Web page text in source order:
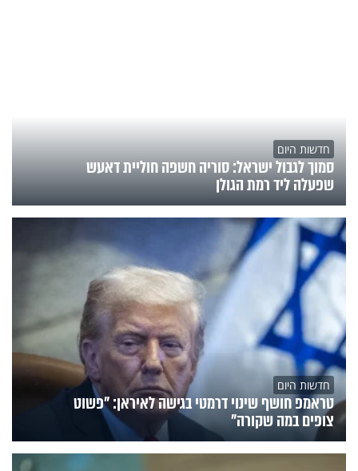
חדשות היום
סמוך לגבול ישראל: סוריה חשפה חוליית דאעש
שפעלה ליד רמת הגולן
חדשות היום
טראמפ חושף שינוי דרמטי בגישה לאיראן: "פשוט
צופים במה שקורה"